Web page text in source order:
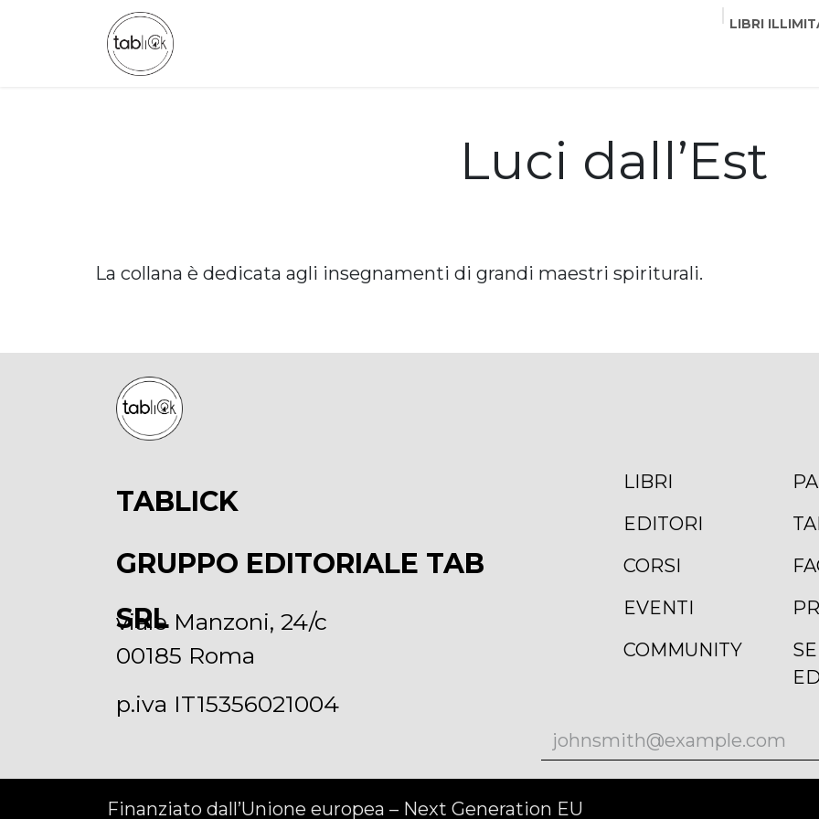
Passa al contenuto LIBRI
Luci dall’Est
La collana è dedicata agli insegnamenti di grandi maestri spiriturali.
viale Manzoni, 24/c
00185 Roma
p.iva IT15356021004
LIBRI
EDITORI
CORSI
EVENTI
COMMUNITY
TABLICK
GRUPPO EDITORIALE TAB
SRL
Finanziato dall’Unione europea – Next Generation EU